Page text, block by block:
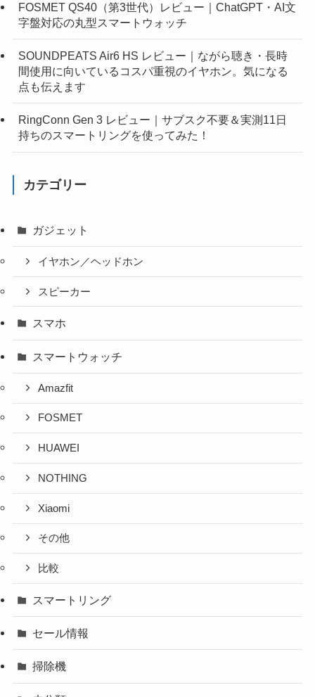
FOSMET QS40（第3世代）レビュー｜ChatGPT・AI文
字盤対応の丸型スマートウォッチ
SOUNDPEATS Air6 HS レビュー｜ながら聴き・長時
間使用に向いているコスパ重視のイヤホン。気になる
点も伝えます
RingConn Gen 3 レビュー｜サブスク不要＆実測11日
持ちのスマートリングを使ってみた！
カテゴリー
ガジェット
イヤホン／ヘッドホン
スピーカー
スマホ
スマートウォッチ
Amazfit
FOSMET
HUAWEI
NOTHING
Xiaomi
その他
比較
スマートリング
セール情報
掃除機